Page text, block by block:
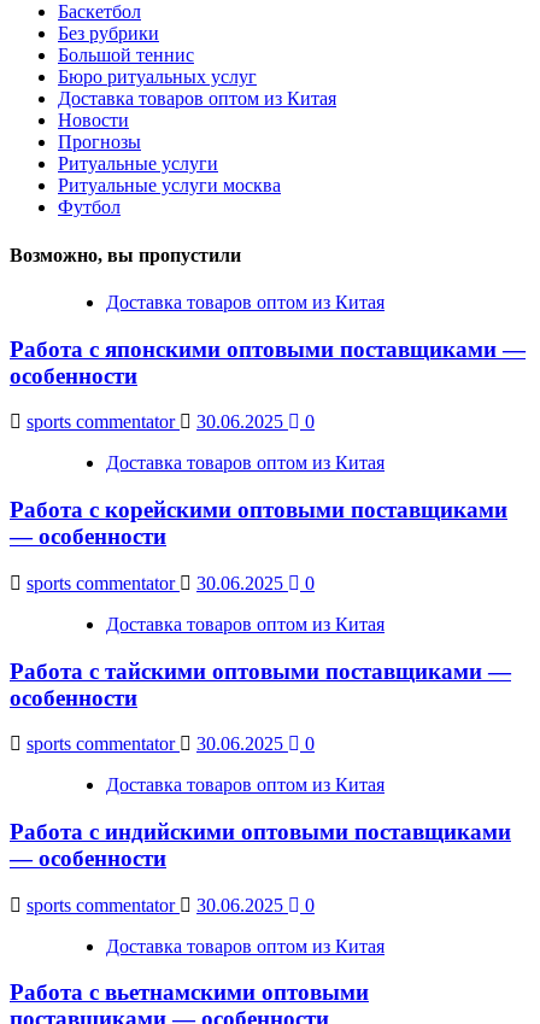
Баскетбол
Без рубрики
Большой теннис
Бюро ритуальных услуг
Доставка товаров оптом из Китая
Новости
Прогнозы
Ритуальные услуги
Ритуальные услуги москва
Футбол
Возможно, вы пропустили
Доставка товаров оптом из Китая
Работа с японскими оптовыми поставщиками —
особенности
sports commentator 30.06.2025
0
Доставка товаров оптом из Китая
Работа с корейскими оптовыми поставщиками
— особенности
sports commentator 30.06.2025
0
Доставка товаров оптом из Китая
Работа с тайскими оптовыми поставщиками —
особенности
sports commentator 30.06.2025
0
Доставка товаров оптом из Китая
Работа с индийскими оптовыми поставщиками
— особенности
sports commentator 30.06.2025
0
Доставка товаров оптом из Китая
Работа с вьетнамскими оптовыми